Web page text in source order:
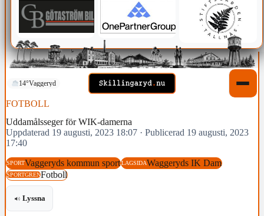
14°Vaggeryd
FOTBOLL
Uddamålsseger för WIK-damerna
Uppdaterad 19 augusti, 2023 18:07 · Publicerad 19 augusti, 2023
17:40
SPORTVaggeryds kommun sportLAGSIDAWaggeryds IK Dam
SPORTGRENFotboll
Lyssna